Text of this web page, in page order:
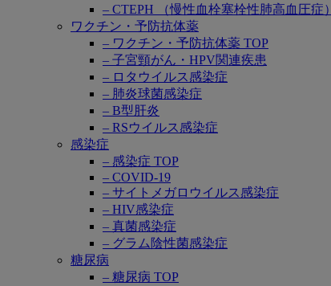
– CTEPH （慢性血栓塞栓性肺高血圧症）
ワクチン・予防抗体薬
– ワクチン・予防抗体薬 TOP
– 子宮頸がん・HPV関連疾患
– ロタウイルス感染症
– 肺炎球菌感染症
– B型肝炎
– RSウイルス感染症
感染症
– 感染症 TOP
– COVID-19
– サイトメガロウイルス感染症
– HIV感染症
– 真菌感染症
– グラム陰性菌感染症
糖尿病
– 糖尿病 TOP